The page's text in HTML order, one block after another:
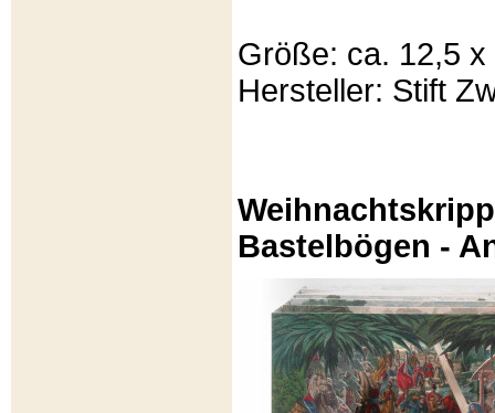
Größe: ca. 12,5 x
Hersteller: Stift
Bastelbögen -